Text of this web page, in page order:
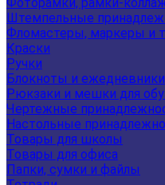
Штемпельные
Фломастеры, маркеры и
Краски
Ручки
Блокноты и ежедневники
Рюкзаки и мешки для
Чертежные
Настольные
Товары для школы
Товары для офиса
Папки, сумки и файлы